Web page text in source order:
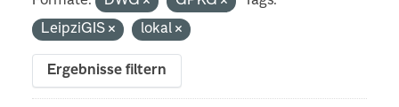
LeipziGIS
lokal
Ergebnisse filtern